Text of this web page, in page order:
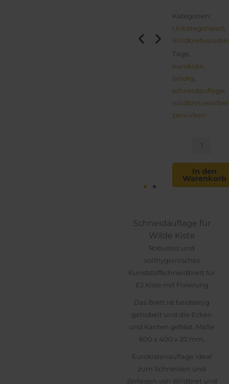
Kategorien:
Unkategorisiert
Tags:
eurokiste
landig
schneidauflage
zerwirken
Menge
In den
Warenkorb
Schneidauflage für
Wilde Kiste
Robustes und
vollhygienisches
Kunststoffschneidbrett für
E2 Kiste mit Fixierung
Das Brett ist beidseitig
gehobelt und die Ecken
und Kanten gefräst. Maße
600 x 400 x 20 mm.
Eurokistenauflage ideal
zum Schneiden und
Zerlegen von Wildbret und